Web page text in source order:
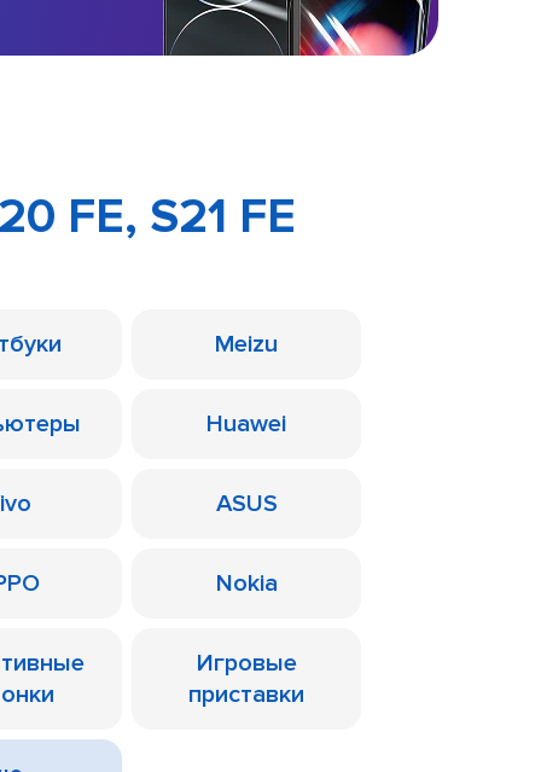
FE, S21 FE
Meizu
Huawei
ASUS
Nokia
Игровые
приставки